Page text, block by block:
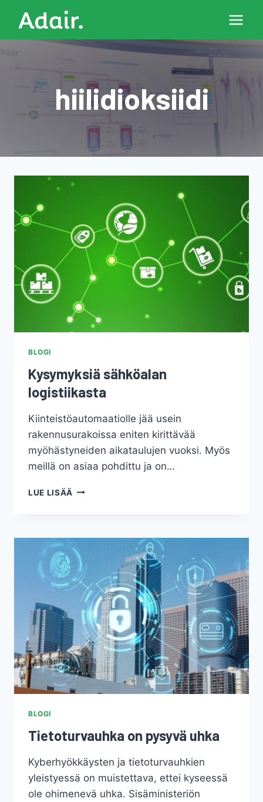
sisältöön
hiilidioksiidi
BLOGI
Kysymyksiä sähköalan
logistiikasta
Kiinteistöautomaatiolle jää usein
rakennusurakoissa eniten kirittävää
myöhästyneiden aikataulujen vuoksi. Myös
meillä on asiaa pohdittu ja on…
LUE LISÄÄ KYSYMYKSIÄ
BLOGI
Tietoturvauhka on pysyvä uhka
Kyberhyökkäysten ja tietoturvauhkien
yleistyessä on muistettava, ettei kyseessä
ole ohimenevä uhka. Sisäministeriön